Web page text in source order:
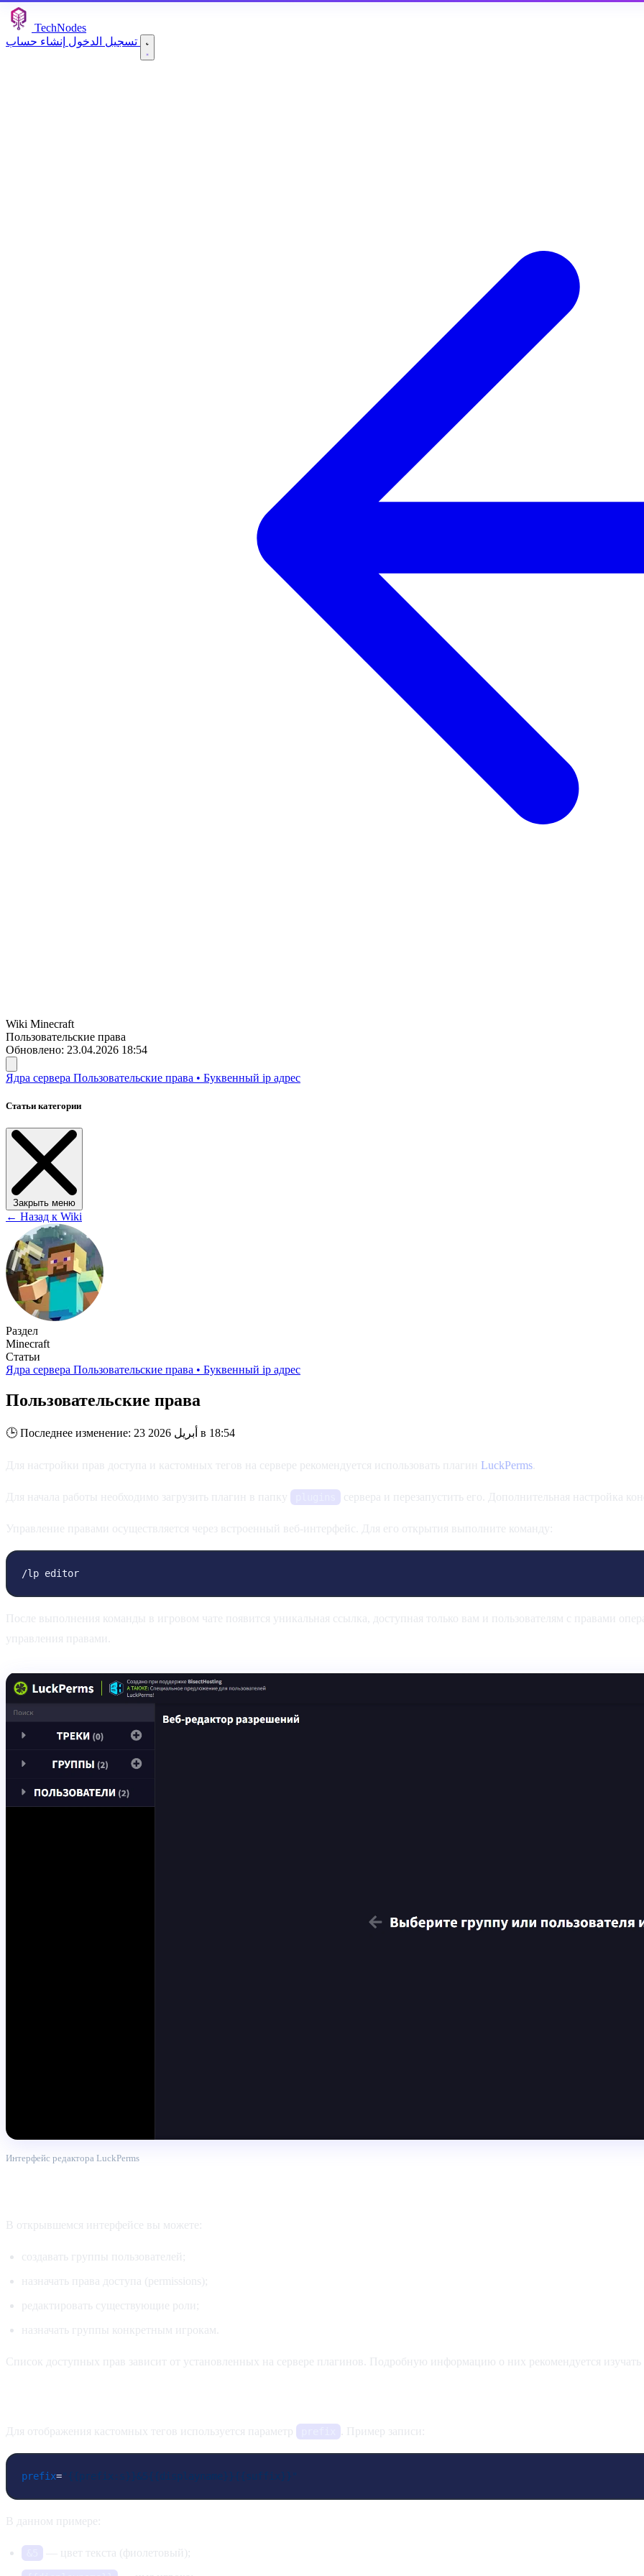
TechNodes
تسجيل الدخول
Wiki Minecraft
Пользовательские права
Обновлено: 23.04.2026 18:54
Ядра сервера Пользовательские права • Буквенный ip адрес
Статьи категории
Закрыть меню
← Назад к Wiki
Раздел
Minecraft
Статьи
Ядра сервера Пользовательские права • Буквенный ip адрес
Пользовательские права
🕒 Последнее изменение: 23 أبريل 2026 в 18:54
Для настройки прав доступа и кастомных тегов на сервере рекомендуется использовать плагин LuckPerms
Для начала работы необходимо загрузить плагин в папку сервера и перезапустить его. Дополнительная настройка
Управление правами осуществляется через встроенный веб-интерфейс. Для его открытия выполните команду:
/lp editor
После выполнения команды в игровом чате появится уникальная ссылка, доступная только вам и пользователям с правами
управления правами.
Интерфейс редактора LuckPerms
В открывшемся интерфейсе вы можете:
создавать группы пользователей;
назначать права доступа (permissions);
редактировать существующие роли;
назначать группы конкретным игрокам.
Список доступных прав зависит от установленных на сервере плагинов. Подробную информацию о них рекомендуется
Для отображения кастомных тегов используется параметр . Пример записи:
prefix= "{{prefix:s}}&5{{displayname}}{{suffix}}"
В данном примере:
— цвет текста (фиолетовый);